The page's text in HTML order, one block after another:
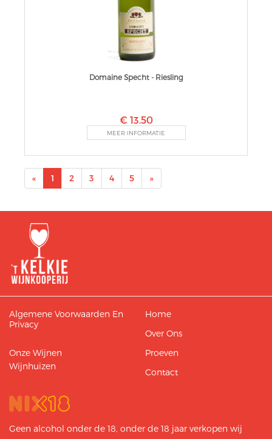
Domaine Specht - Riesling
€ 13.50
MEER INFORMATIE
« 1 2 3 4 5 »
Algemene Voorwaarden En
Privacy
Home
Over Ons
Onze Wijnen
Wijnhuizen
Proeven
Contact
Geen alcohol onder de 18, onder de 18 jaar verkopen wij